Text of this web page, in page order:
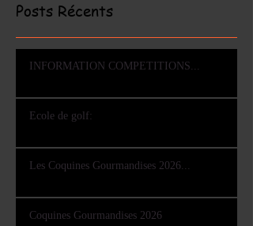
Posts Récents
INFORMATION COMPETITIONS...
Ecole de golf:
Les Coquines Gourmandises 2026...
Coquines Gourmandises 2026